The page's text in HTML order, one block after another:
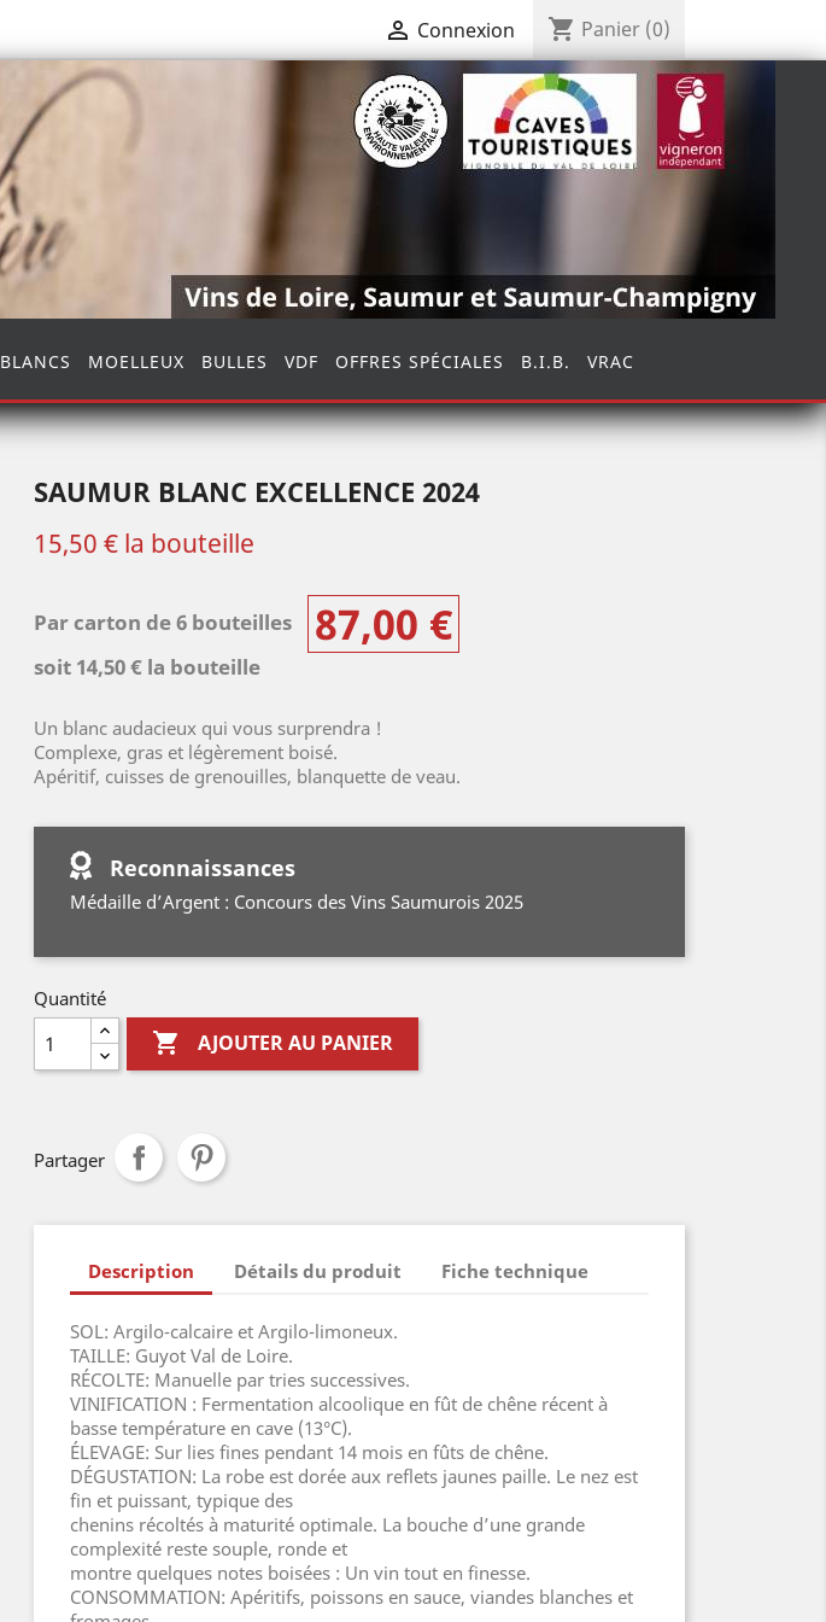
 Connexion shopping_cart Panier (0)
BLANCS MOELLEUX BULLES VDF OFFRES SPÉCIALES B.I.B. VRAC
SAUMUR BLANC EXCELLENCE 2024
15,50 € la bouteille
Par carton de 6 bouteilles 87,00 €
soit 14,50 € la bouteille
Un blanc audacieux qui vous surprendra !
Complexe, gras et légèrement boisé.
Apéritif, cuisses de grenouilles, blanquette de veau.
Reconnaissances
Médaille d’Argent : Concours des Vins Saumurois 2025
Quantité
 AJOUTER AU PANIER
Partager
Description Détails du produit Fiche technique
SOL: Argilo-calcaire et Argilo-limoneux.
TAILLE: Guyot Val de Loire.
RÉCOLTE: Manuelle par tries successives.
VINIFICATION : Fermentation alcoolique en fût de chêne récent à
basse température en cave (13°C).
ÉLEVAGE: Sur lies fines pendant 14 mois en fûts de chêne.
DÉGUSTATION: La robe est dorée aux reflets jaunes paille. Le nez est
fin et puissant, typique des
chenins récoltés à maturité optimale. La bouche d’une grande
complexité reste souple, ronde et
montre quelques notes boisées : Un vin tout en finesse.
CONSOMMATION: Apéritifs, poissons en sauce, viandes blanches et